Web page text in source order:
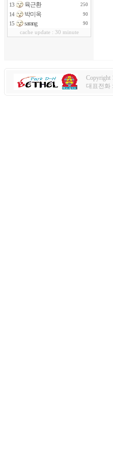
13 육근환 250
14 박미옥 90
15 sarang 90
cache update : 30 minute
Copyright
대표전화 :